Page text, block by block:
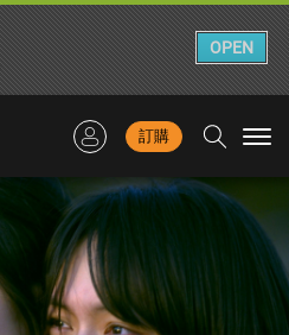
訂購
OPEN